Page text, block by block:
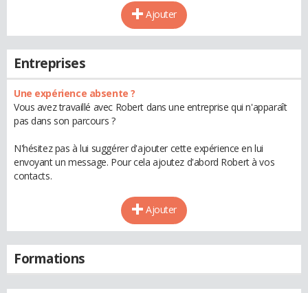
Ajouter
Entreprises
Une expérience absente ?
Vous avez travaillé avec Robert dans une entreprise qui n'apparaît
pas dans son parcours ?
N'hésitez pas à lui suggérer d'ajouter cette expérience en lui
envoyant un message. Pour cela ajoutez d'abord Robert à vos
contacts.
Ajouter
Formations